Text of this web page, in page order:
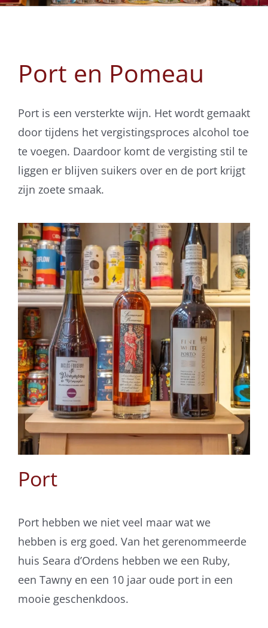
Port en Pomeau
Port is een versterkte wijn. Het wordt gemaakt
door tijdens het vergistingsproces alcohol toe
te voegen. Daardoor komt de vergisting stil te
liggen er blijven suikers over en de port krijgt
zijn zoete smaak.
Port
Port hebben we niet veel maar wat we
hebben is erg goed. Van het gerenommeerde
huis Seara d’Ordens hebben we een Ruby,
een Tawny en een 10 jaar oude port in een
mooie geschenkdoos.